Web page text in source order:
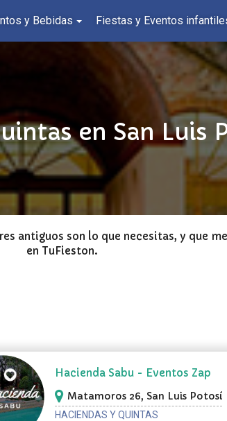
y Bebidas Fiestas y Eventos
en San Luis
antiguos son lo que necesitas, y que
en TuFieston.
Hacienda Sabu - Eventos Zap
Matamoros 26, San Luis Potosí
HACIENDAS Y QUINTAS